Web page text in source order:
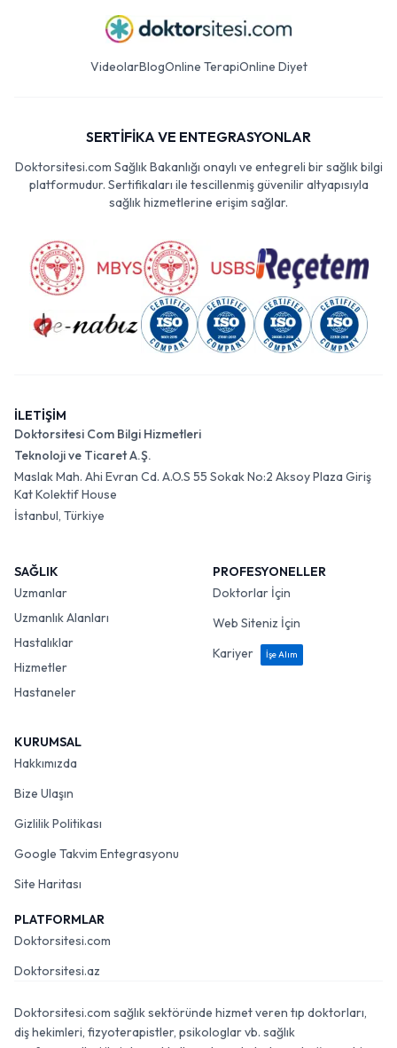
VideolarBlogOnline TerapiOnline Diyet
SERTİFİKA VE ENTEGRASYONLAR
Doktorsitesi.com Sağlık Bakanlığı onaylı ve entegreli bir sağlık bilgi
platformudur. Sertifikaları ile tescillenmiş güvenilir altyapısıyla
sağlık hizmetlerine erişim sağlar.
İLETİŞİM
Doktorsitesi Com Bilgi Hizmetleri
Teknoloji ve Ticaret A.Ş.
Maslak Mah. Ahi Evran Cd. A.O.S 55 Sokak No:2 Aksoy Plaza Giriş
Kat Kolektif House
İstanbul, Türkiye
SAĞLIK
Uzmanlar
Uzmanlık Alanları
Hastalıklar
Hizmetler
Hastaneler
PROFESYONELLER
Doktorlar İçin
Web Siteniz İçin
Kariyer
İşe Alım
KURUMSAL
Hakkımızda
Bize Ulaşın
Gizlilik Politikası
Google Takvim Entegrasyonu
Site Haritası
PLATFORMLAR
Doktorsitesi.com
Doktorsitesi.az
Doktorsitesi.com sağlık sektöründe hizmet veren tıp doktorları,
diş hekimleri, fizyoterapistler, psikologlar vb. sağlık